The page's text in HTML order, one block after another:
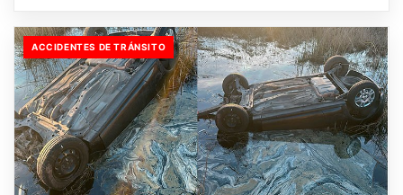
ACCIDENTES DE TRÁNSITO